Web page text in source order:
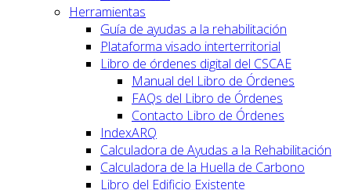
Herramientas
Guía de ayudas a la rehabilitación
Plataforma visado interterritorial
Libro de órdenes digital del CSCAE
Manual del Libro de Órdenes
FAQs del Libro de Órdenes
Contacto Libro de Órdenes
IndexARQ
Calculadora de Ayudas a la Rehabilitación
Calculadora de la Huella de Carbono
Libro del Edificio Existente